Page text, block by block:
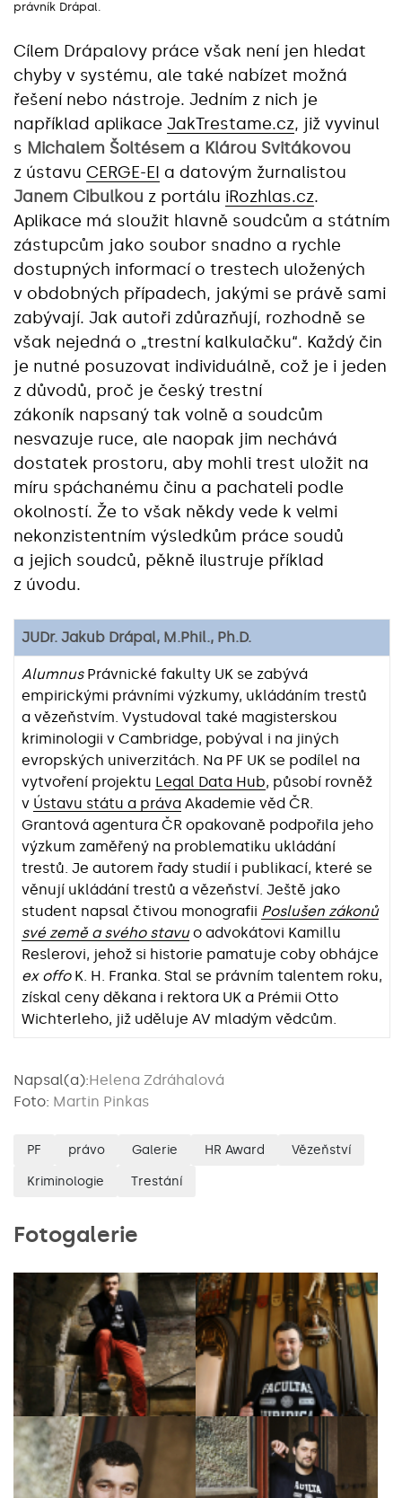
právník Drápal.
Cílem Drápalovy práce však není jen hledat
chyby v systému, ale také nabízet možná
řešení nebo nástroje. Jedním z nich je
například aplikace JakTrestame.cz, již vyvinul
s Michalem Šoltésem a Klárou Svitákovou
z ústavu CERGE-EI a datovým žurnalistou
Janem Cibulkou z portálu iRozhlas.cz.
Aplikace má sloužit hlavně soudcům a státním
zástupcům jako soubor snadno a rychle
dostupných informací o trestech uložených
v obdobných případech, jakými se právě sami
zabývají. Jak autoři zdůrazňují, rozhodně se
však nejedná o „trestní kalkulačku“. Každý čin
je nutné posuzovat individuálně, což je i jeden
z důvodů, proč je český trestní
zákoník napsaný tak volně a soudcům
nesvazuje ruce, ale naopak jim nechává
dostatek prostoru, aby mohli trest uložit na
míru spáchanému činu a pachateli podle
okolností. Že to však někdy vede k velmi
nekonzistentním výsledkům práce soudů
a jejich soudců, pěkně ilustruje příklad
z úvodu.
JUDr. Jakub Drápal, M.Phil., Ph.D.
AlumnusPrávnické fakulty UK se zabývá
empirickými právními výzkumy, ukládáním trestů
a vězeňstvím. Vystudoval také magisterskou
kriminologii v Cambridge, pobýval i na jiných
evropských univerzitách. Na PF UK se podílel na
vytvoření projektu Legal Data Hub, působí rovněž
v Ústavu státu a práva Akademie věd ČR.
Grantová agentura ČR opakovaně podpořila jeho
výzkum zaměřený na problematiku ukládání
trestů. Je autorem řady studií i publikací, které se
věnují ukládání trestů a vězeňství. Ještě jako
student napsal čtivou monografii Poslušen zákonů
své země a svého stavuo advokátovi Kamillu
Reslerovi, jehož si historie pamatuje coby obhájce
ex offoK. H. Franka. Stal se právním talentem roku,
získal ceny děkana i rektora UK a Prémii Otto
Wichterleho, již uděluje AV mladým vědcům.
Napsal(a):Helena Zdráhalová
Foto: Martin Pinkas
PF právo Galerie HR Award Vězeňství
Kriminologie Trestání
Fotogalerie